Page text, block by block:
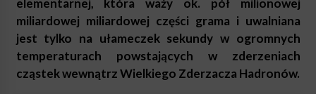
elementarnej, która waży ok. pół milionowej
miliardowej miliardowej części grama i uwalniana
jest tylko na ułameczek sekundy w ogromnych
temperaturach powstających w zderzeniach
cząstek wewnątrz Wielkiego Zderzacza Hadronów.